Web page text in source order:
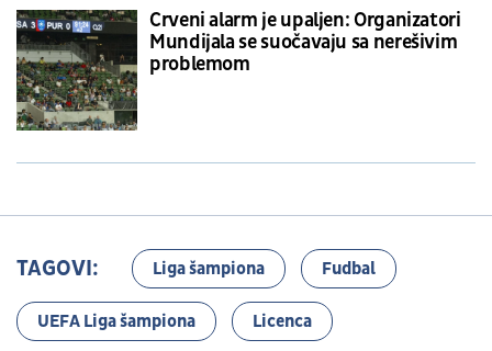
Crveni alarm je upaljen: Organizatori
Mundijala se suočavaju sa nerešivim
problemom
TAGOVI: Liga šampiona Fudbal
UEFA Liga šampiona Licenca